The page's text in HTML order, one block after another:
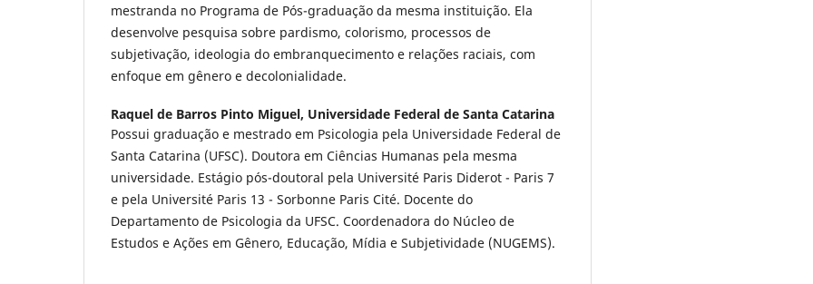
mestranda no Programa de Pós-graduação da mesma instituição. Ela
desenvolve pesquisa sobre pardismo, colorismo, processos de
subjetivação, ideologia do embranquecimento e relações raciais, com
enfoque em gênero e decolonialidade.
Raquel de Barros Pinto Miguel, Universidade Federal de Santa Catarina
Possui graduação e mestrado em Psicologia pela Universidade Federal de
Santa Catarina (UFSC). Doutora em Ciências Humanas pela mesma
universidade. Estágio pós-doutoral pela Université Paris Diderot - Paris 7
e pela Université Paris 13 - Sorbonne Paris Cité. Docente do
Departamento de Psicologia da UFSC. Coordenadora do Núcleo de
Estudos e Ações em Gênero, Educação, Mídia e Subjetividade (NUGEMS).